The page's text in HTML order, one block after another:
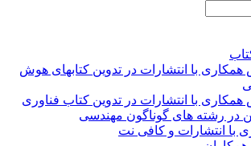
با انتشارات در تدوین کتابهای هوش
با انتشارات در تدوین کتاب فناوری
در رشته های گوناگون مهندسی
با انتشارات و کافی نت